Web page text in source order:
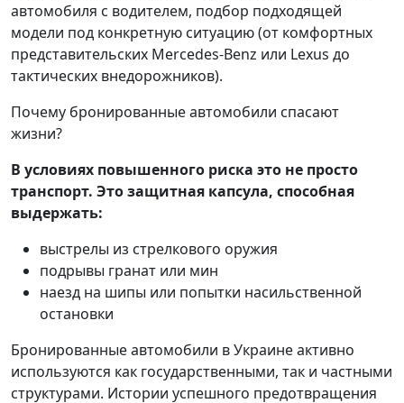
автомобиля с водителем, подбор подходящей
модели под конкретную ситуацию (от комфортных
представительских Mercedes-Benz или Lexus до
тактических внедорожников).
Почему бронированные автомобили спасают
жизни?
В условиях повышенного риска это не просто
транспорт. Это защитная капсула, способная
выдержать:
выстрелы из стрелкового оружия
подрывы гранат или мин
наезд на шипы или попытки насильственной
остановки
Бронированные автомобили в Украине активно
используются как государственными, так и частными
структурами. Истории успешного предотвращения